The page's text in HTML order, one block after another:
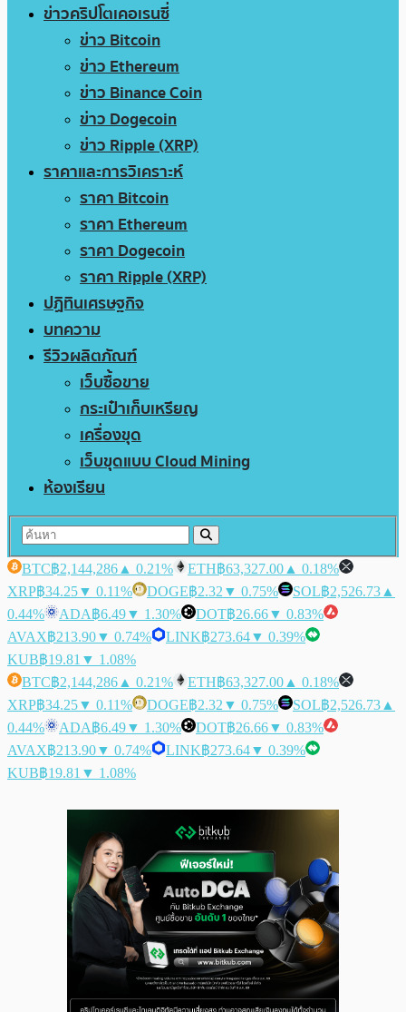
ข่าวคริปโตเคอเรนซี่
ข่าว Bitcoin
ข่าว Ethereum
ข่าว Binance Coin
ข่าว Dogecoin
ข่าว Ripple (XRP)
ราคาและการวิเคราะห์
ราคา Bitcoin
ราคา Ethereum
ราคา Dogecoin
ราคา Ripple (XRP)
ปฏิทินเศรษฐกิจ
บทความ
รีวิวผลิตภัณฑ์
เว็บซื้อขาย
กระเป๋าเก็บเหรียญ
เครื่องขุด
เว็บขุดแบบ Cloud Mining
ห้องเรียน
BTC฿2,144,286 ▲ 0.21% ETH฿63,327.00 ▲ 0.18%
XRP฿34.25▼ 0.11% DOGE฿2.32 ▼ 0.75% SOL฿2,526.73 ▲
0.44%
ADA฿6.49▼ 1.30% DOT฿26.66▼ 0.83%
AVAX฿213.90▼ 0.74% LINK฿273.64▼ 0.39%
KUB฿19.81 ▼ 1.08%
BTC฿2,144,286 ▲ 0.21% ETH฿63,327.00 ▲ 0.18%
XRP฿34.25▼ 0.11% DOGE฿2.32 ▼ 0.75% SOL฿2,526.73 ▲
0.44%
ADA฿6.49▼ 1.30% DOT฿26.66▼ 0.83%
AVAX฿213.90▼ 0.74% LINK฿273.64▼ 0.39%
KUB฿19.81 ▼ 1.08%